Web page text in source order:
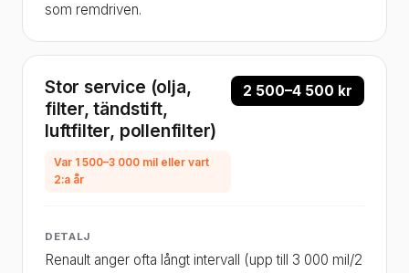
som remdriven.
Stor service (olja,
filter, tändstift,
luftfilter, pollenfilter)
Var 1 500–3 000 mil eller vart
2:a år
2 500–4 500 kr
DETALJ
Renault anger ofta långt intervall (upp till 3 000 mil/2